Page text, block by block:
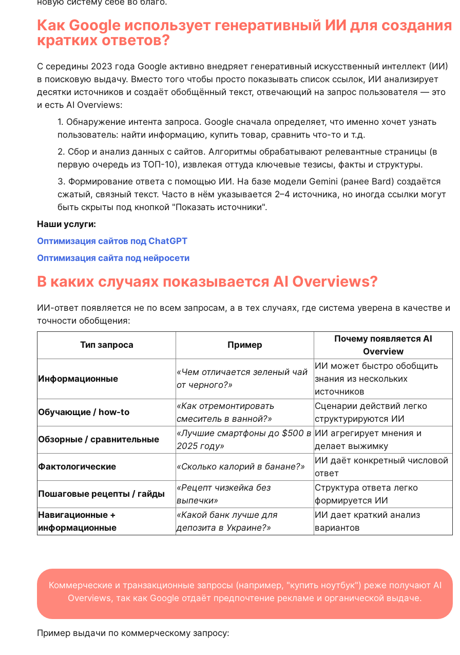
Как Google использует генеративный ИИ для создания
кратких ответов?
С середины 2023 года Google активно внедряет генеративный искусственный интеллект (ИИ)
в поисковую выдачу. Вместо того чтобы просто показывать список ссылок, ИИ анализирует
десятки источников и создаёт обобщённый текст, отвечающий на запрос пользователя — это
и есть AI Overviews:
1. Обнаружение интента запроса. Google сначала определяет, что именно хочет узнать
пользователь: найти информацию, купить товар, сравнить что-то и т.д.
2. Сбор и анализ данных с сайтов. Алгоритмы обрабатывают релевантные страницы (в
первую очередь из ТОП-10), извлекая оттуда ключевые тезисы, факты и структуры.
3. Формирование ответа с помощью ИИ. На базе модели Gemini (ранее Bard) создаётся
сжатый, связный текст. Часто в нём указывается 2–4 источника, но иногда ссылки могут
быть скрыты под кнопкой "Показать источники".
Наши услуги:
Оптимизация сайтов под ChatGPT
Оптимизация сайта под нейросети
В каких случаях показывается AI Overviews?
ИИ-ответ появляется не по всем запросам, а в тех случаях, где система уверена в качестве и
точности обобщения:
Тип запроса Пример
Почему появляется AI
Overview
Информационные
«Чем отличается зеленый чай
от черного?»
ИИ может быстро обобщить
знания из нескольких
источников
Обучающие / how-to
«Как отремонтировать
смеситель в ванной?»
Сценарии действий легко
структурируются ИИ
Обзорные / сравнительные
«Лучшие смартфоны до $500 в
2025 году»
ИИ агрегирует мнения и
делает выжимку
Фактологические
«Сколько калорий в банане?»
ИИ даёт конкретный числовой
ответ
Пошаговые рецепты / гайды
«Рецепт чизкейка без
выпечки»
Структура ответа легко
формируется ИИ
Навигационные +
информационные
«Какой банк лучше для
депозита в Украине?»
ИИ дает краткий анализ
вариантов
Коммерческие и транзакционные запросы (например, "купить ноутбук") реже получают AI
Overviews, так как Google отдаёт предпочтение рекламе и органической выдаче.
Пример выдачи по коммерческому запросу: